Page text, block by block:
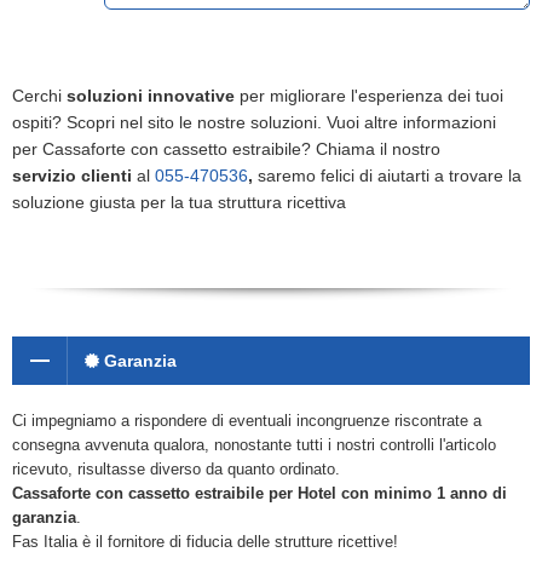
Cerchi soluzioni innovative per migliorare l'esperienza dei tuoi
ospiti? Scopri nel sito le nostre soluzioni. Vuoi altre informazioni
per Cassaforte con cassetto estraibile? Chiama il nostro
servizio clienti al 055-470536, saremo felici di aiutarti a trovare la
soluzione giusta per la tua struttura ricettiva
Garanzia
Ci impegniamo a rispondere di eventuali incongruenze riscontrate a
consegna avvenuta qualora, nonostante tutti i nostri controlli l'articolo
ricevuto, risultasse diverso da quanto ordinato.
Cassaforte con cassetto estraibile per Hotel con minimo 1 anno di
garanzia.
Fas Italia è il fornitore di fiducia delle strutture ricettive!